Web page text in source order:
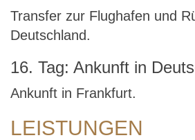
Transfer zur Flughafen und
Deutschland.
16. Tag: Ankunft in
Ankunft in Frankfurt.
LEISTUNGEN